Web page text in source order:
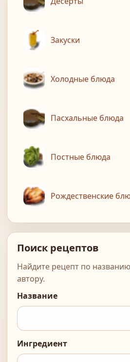
Закуски
Холодные блюда
Пасхальные блюда
Постные блюда
Рождественские
Поиск рецептов
Найдите рецепт по
автору.
Название
Ингредиент